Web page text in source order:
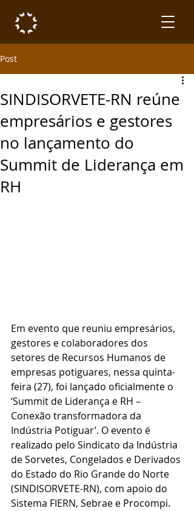
Post
SINDISORVETE-RN reúne
empresários e gestores
no lançamento do
Summit de Liderança em
RH
Em evento que reuniu empresários,
gestores e colaboradores dos
setores de Recursos Humanos de
empresas potiguares, nessa quinta-
feira (27), foi lançado oficialmente o
‘Summit de Liderança e RH –
Conexão transformadora da
Indústria Potiguar’. O evento é
realizado pelo Sindicato da Indústria
de Sorvetes, Congelados e Derivados
do Estado do Rio Grande do Norte
(SINDISORVETE-RN), com apoio do
Sistema FIERN, Sebrae e Procompi.